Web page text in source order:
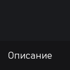
Описание